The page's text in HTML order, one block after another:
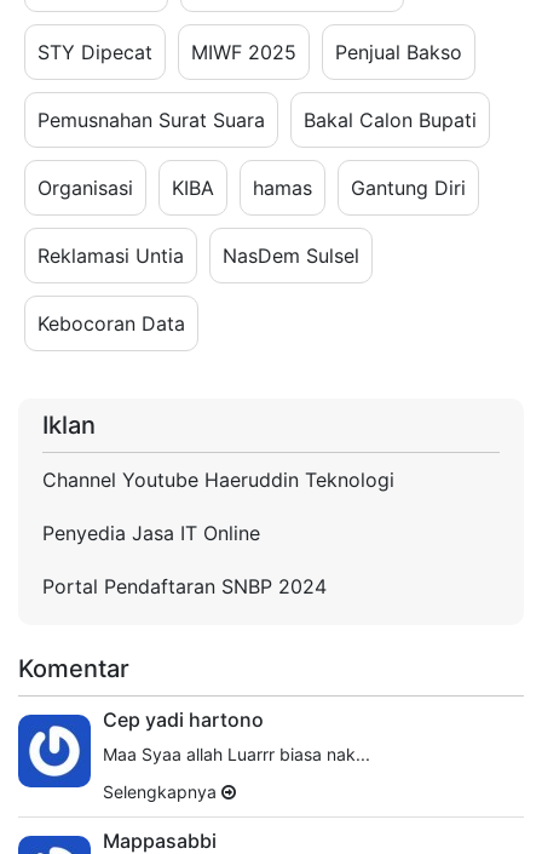
STY Dipecat MIWF 2025 Penjual Bakso
Pemusnahan Surat Suara Bakal Calon Bupati
Organisasi KIBA hamas Gantung Diri
Reklamasi Untia NasDem Sulsel
Kebocoran Data
Iklan
Channel Youtube Haeruddin Teknologi
Penyedia Jasa IT Online
Portal Pendaftaran SNBP 2024
Komentar
Cep yadi hartono
Maa Syaa allah Luarrr biasa nak...
Selengkapnya
Mappasabbi